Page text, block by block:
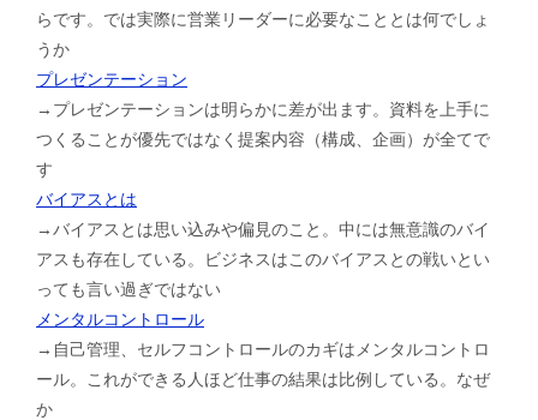
らです。では実際に営業リーダーに必要なこととは何でしょ
うか
プレゼンテーション
→プレゼンテーションは明らかに差が出ます。資料を上手に
つくることが優先ではなく提案内容（構成、企画）が全てで
す
バイアスとは
→バイアスとは思い込みや偏見のこと。中には無意識のバイ
アスも存在している。ビジネスはこのバイアスとの戦いとい
っても言い過ぎではない
メンタルコントロール
→自己管理、セルフコントロールのカギはメンタルコントロ
ール。これができる人ほど仕事の結果は比例している。なぜ
か